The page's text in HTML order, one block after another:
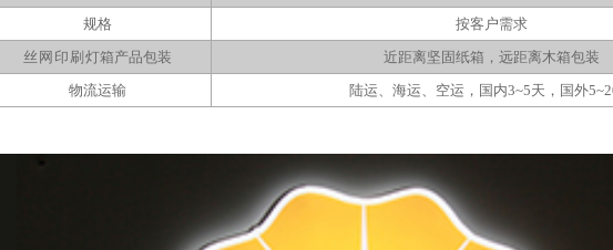
规格
按客户需求
丝网印刷灯箱产品包装
近距离坚固纸箱，远距离木箱包装
物流运输
陆运、海运、空运，国内3~5天，国外